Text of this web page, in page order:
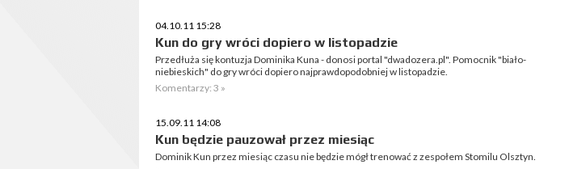
04.10.11 15:28
Kun do gry wróci dopiero w listopadzie
Przedłuża się kontuzja Dominika Kuna - donosi portal "dwadozera.pl". Pomocnik "biało-
niebieskich" do gry wróci dopiero najprawdopodobniej w listopadzie.
Komentarzy: 3 »
15.09.11 14:08
Kun będzie pauzował przez miesiąc
Dominik Kun przez miesiąc czasu nie będzie mógł trenować z zespołem Stomilu Olsztyn.